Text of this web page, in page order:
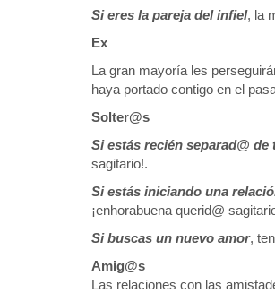
Si eres la pareja del infiel, la
Ex
La gran mayoría les
haya portado contigo en el
Solter@s
Si estás recién separad@ de
sagitario!.
Si estás iniciando una
¡enhorabuena querid@
Si buscas un nuevo amor,
Amig@s
Las relaciones con las